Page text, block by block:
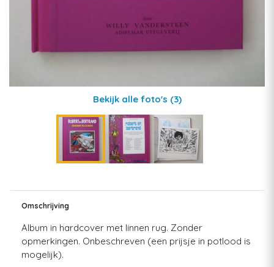
Bekijk alle foto's (3)
Omschrijving
Album in hardcover met linnen rug. Zonder
opmerkingen. Onbeschreven (een prijsje in potlood is
mogelijk).